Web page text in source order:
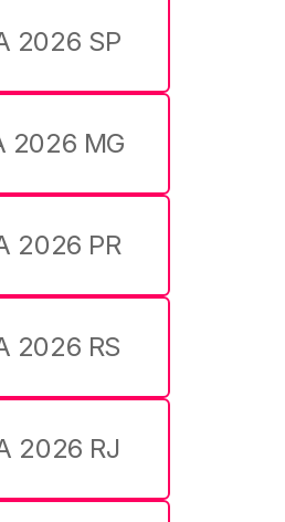
2026 SP
2026 MG
2026 PR
2026 RS
2026 RJ